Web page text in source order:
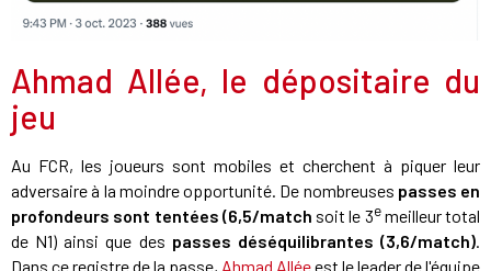
Ahmad Allée, le dépositaire du
jeu
Au FCR, les joueurs sont mobiles et cherchent à piquer leur
adversaire à la moindre opportunité. De nombreuses passes en
profondeurs sont tentées (6,5/match soit le 3emeilleur total
de N1) ainsi que des passes déséquilibrantes (3,6/match).
Dans ce registre de la passe, Ahmad Alléeest le leader de l'équipe